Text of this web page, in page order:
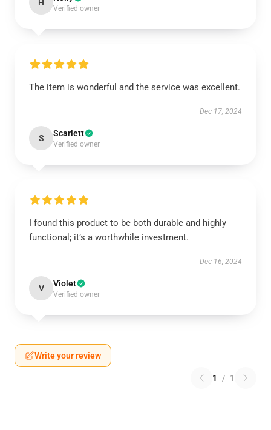
H
Verified owner
The item is wonderful and the service was excellent.
Dec 17, 2024
S Scarlett
Verified owner
I found this product to be both durable and highly
functional; it’s a worthwhile investment.
Dec 16, 2024
V Violet
Verified owner
Write your review
1 / 1